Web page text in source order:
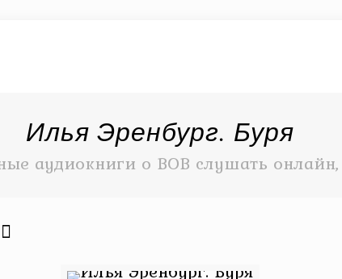
Илья Эренбург. Буря
аудиокниги о ВОВ слушать онлайн,